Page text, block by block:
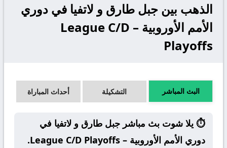
الذهب بين جبل طارق و لاتفيا في دوري
الأمم الأوروبية – League C/D
Playoffs
البث المباشر التشكيلة أحداث المباراة
⏱️ يلا شوت بث مباشر جبل طارق و لاتفيا في
دوري الأمم الأوروبية – League C/D Playoffs.